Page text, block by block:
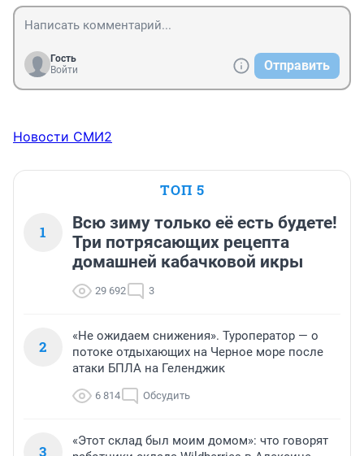
Гость
Войти
Отправить
Новости СМИ2
ТОП 5
1
Всю зиму только её есть будете!
Три потрясающих рецепта
домашней кабачковой икры
29 692 3
2
«Не ожидаем снижения». Туроператор — о
потоке отдыхающих на Черное море после
атаки БПЛА на Геленджик
6 814 Обсудить
3
«Этот склад был моим домом»: что говорят